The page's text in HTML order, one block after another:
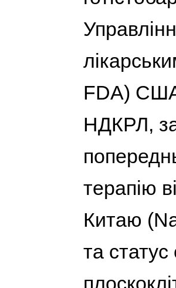
FDA) США
НДКРЛ,
терапію
Китаю
та